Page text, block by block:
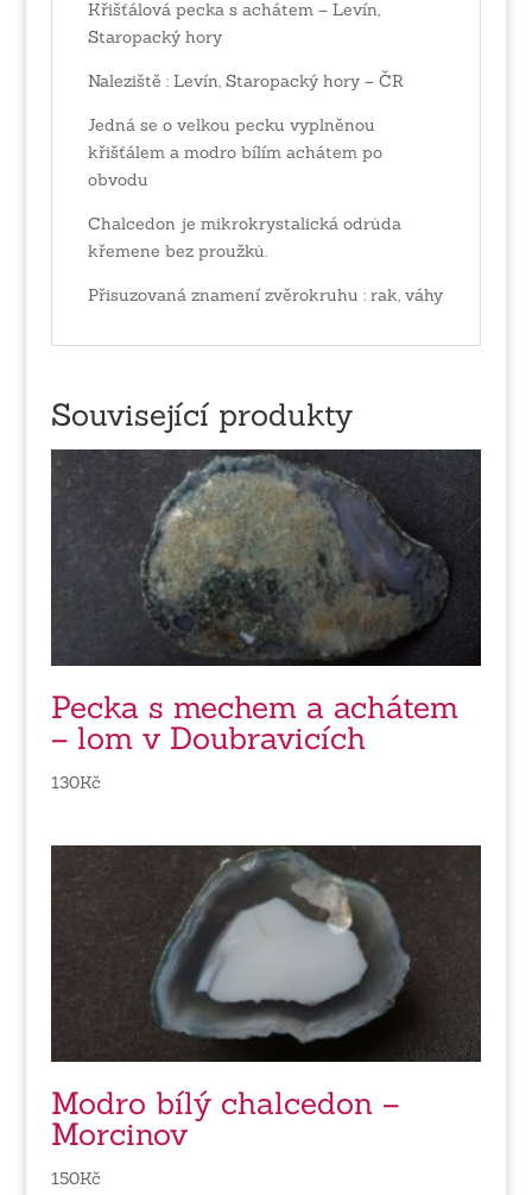
Křišťálová pecka s achátem – Levín,
Staropacký hory
Naleziště : Levín, Staropacký hory – ČR
Jedná se o velkou pecku vyplněnou
křišťálem a modro bílím achátem po
obvodu
Chalcedon je mikrokrystalická odrůda
křemene bez proužků.
Přisuzovaná znamení zvěrokruhu : rak, váhy
Související produkty
Pecka s mechem a achátem
– lom v Doubravicích
130Kč
Modro bílý chalcedon –
Morcinov
150Kč